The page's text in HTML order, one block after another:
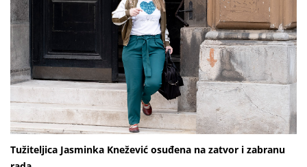
Tužiteljica Jasminka Knežević osuđena na zatvor i zabranu